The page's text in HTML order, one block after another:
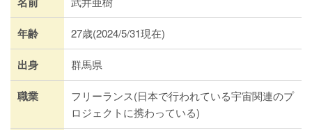
年齢 27歳(2024/5/31現在)
出身 群馬県
職業
フリーランス(日本で行われている宇宙関連のプ
ロジェクトに携わっている)